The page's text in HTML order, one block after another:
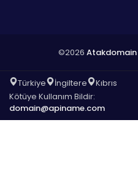
©2026 Atakdomain
Türkiye İngiltere
Kıbrıs
Kötüye Kullanım Bildir:
domain@apiname.com